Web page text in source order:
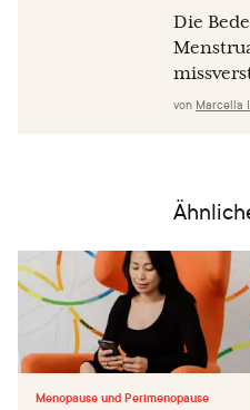
Die
von Marcella
Menopause und Perimenopause